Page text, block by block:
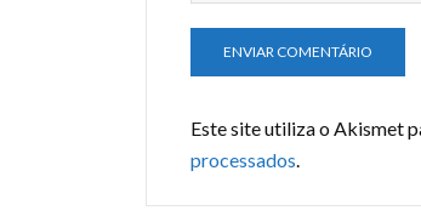
Este site utiliza o Akismet
processados.